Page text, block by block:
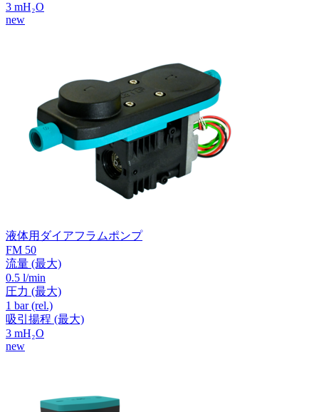
3 mH₂O
new
液体用ダイアフラムポンプ
FM 50
流量 (最大)
0.5 l/min
圧力 (最大)
1 bar (rel.)
吸引揚程 (最大)
3 mH₂O
new